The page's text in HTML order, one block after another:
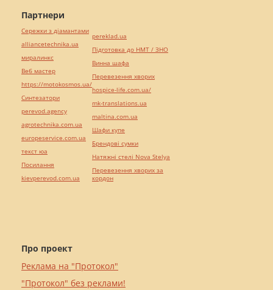
Про проект
Реклама на "Протокол"
"Протокол" без реклами!
Партнери
Сережки з діамантами
alliancetechnika.ua
миралинкс
Веб мастер
https://motokosmos.ua/
Синтезатори
perevod.agency
agrotechnika.com.ua
europeservice.com.ua
текст юа
Посилання
kievperevod.com.ua
pereklad.ua
Підготовка до НМТ / ЗНО
Винна шафа
Перевезення хворих
hospice-life.com.ua/
mk-translations.ua
maltina.com.ua
Шафи купе
Брендові сумки
Натяжні стелі Nova Stelya
Перевезення хворих за
кордон